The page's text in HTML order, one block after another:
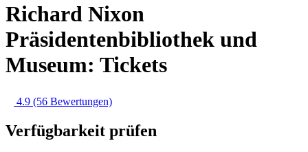
Richard Nixon
Präsidentenbibliothek und
Museum: Tickets
4.9 (56 Bewertungen)
Verfügbarkeit prüfen